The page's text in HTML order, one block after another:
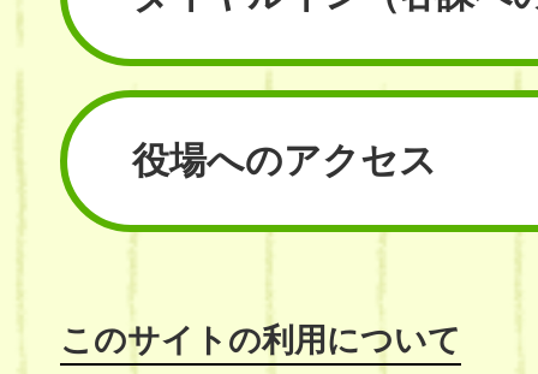
役場へのアクセス
このサイトの利用について